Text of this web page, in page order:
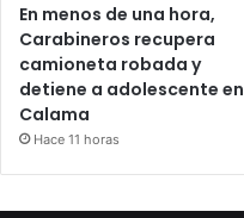
En menos de una hora,
Carabineros recupera
camioneta robada y
detiene a adolescente en
Calama
Hace 11 horas